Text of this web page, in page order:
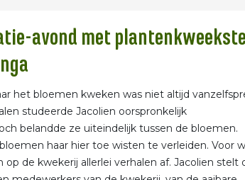
avond met
het bloemen kweken was niet altijd
studeerde Jacolien oorspronkelijk
belandde ze uiteindelijk tussen de bloemen.
haar hier toe wisten te verleiden. Voor
op de kwekerij allerlei verhalen af. Jacolien stelt